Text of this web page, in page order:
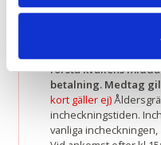
dag 3, Brunchbuffe
Gdansk och Visby
första kvällens
betalning. Medtag
kort gäller ej)
incheckningstiden.
vanliga incheckningen,